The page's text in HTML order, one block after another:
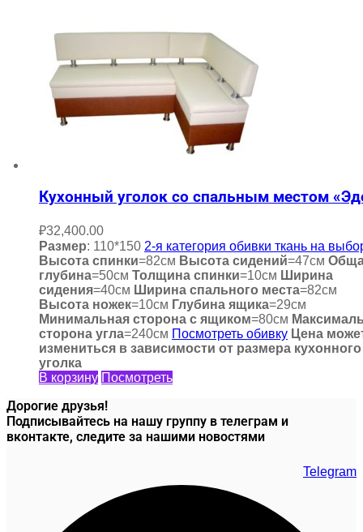
Кухонный уголок со спальным местом
₽32,400.00
Размер: 110*150 2-я категория обивки ткань на
Высота спинки=82см Высота сидений=47см
глубина=50см Толщина спинки=10см Ширина
сидения=40см Ширина спального места=82см
Высота ножек=10см Глубина ящика=29см
Минимальная сторона с ящиком=80см
сторона угла=240см Посмотреть обивку Цена
измениться в зависимости от размера кухонного
уголка
В корзину Посмотреть
Дорогие друзья!
Подписывайтесь на нашу группу в телеграм и
вконтакте, следите за нашими новостями
Telegram